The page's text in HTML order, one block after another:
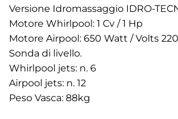
Versione Idromassaggio IDRO-
Motore Whirlpool: 1 Cv / 1 Hp
Motore Airpool: 650 Watt / Volts
Sonda di livello.
Whirlpool jets: n. 6
Airpool jets: n. 12
Peso Vasca: 88kg